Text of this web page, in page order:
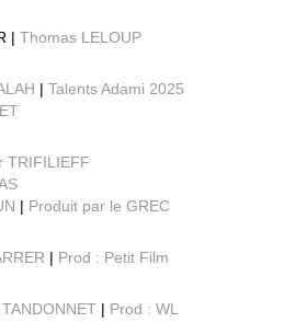
| Thomas LELOUP
| Talents Adami 2025
TRIFILIEFF
| Produit par le GREC
| Prod : Petit Film
| Prod : WL